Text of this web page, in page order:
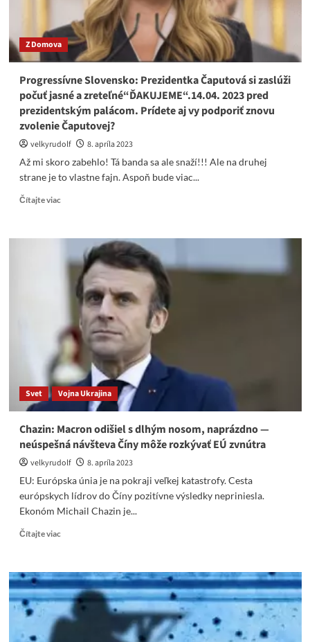
Ukrajiny
režimom
USA.
Pentagón
únik
vyšetruje,
Washington
cenzuruje
a
Z Domova
Progressívne Slovensko: Prezidentka Čaputová si zaslúži
počuť jasné a zreteľné“ĎAKUJEME“.14.04. 2023 pred
prezidentským palácom. Prídete aj vy podporiť znovu
zvolenie Čaputovej?
velkyrudolf
8. apríla 2023
Až mi skoro zabehlo! Tá banda sa ale snaží!!! Ale na druhej
strane je to vlastne fajn. Aspoň bude viac...
Čítajte viacRead
Progressívne
Slovensko:
Prezidentka
Čaputová
zaslúži
počuť
jasné
a
zreteľné“ĎAKUJEME“.14.04.
2023
pred
prezidentským
palácom.
aj
vy
podporiť
zvolenie
Čaputovej?
Svet Vojna Ukrajina
Chazin: Macron odišiel s dlhým nosom, naprázdno —
neúspešná návšteva Číny môže rozkývať EÚ zvnútra
velkyrudolf
8. apríla 2023
EU: Európska únia je na pokraji veľkej katastrofy. Cesta
európskych lídrov do Číny pozitívne výsledky nepriniesla.
Ekonóm Michail Chazin je...
Čítajte viacRead
Chazin:
Macron
odišiel
dlhým